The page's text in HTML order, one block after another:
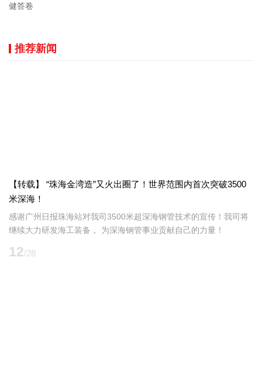
健答卷
推荐新闻
【转载】 “珠海金湾造”又火出圈了！世界范围内首次突破3500
米深海！
感谢广州日报珠海站对我司3500米超深海钢管技术的宣传！我司将
继续大力研发海工装备， 为深海钢管事业贡献自己的力量！
12/28